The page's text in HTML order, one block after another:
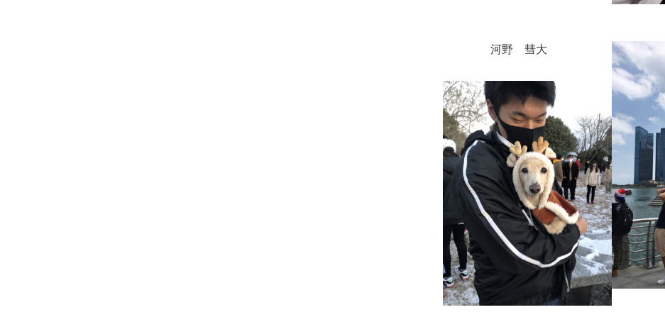
河野 彗大